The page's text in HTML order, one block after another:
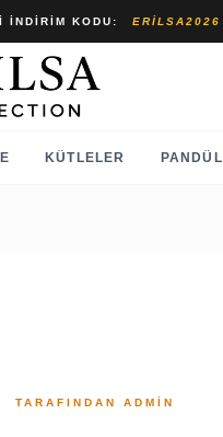
İNDIRIM KODU: ERILSA2026
KÜTLELER PANDÜL
TARAFINDAN ADMIN